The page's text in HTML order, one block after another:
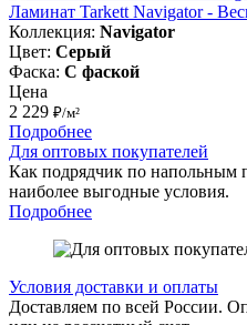
Ламинат Tarkett Navigator -
Коллекция: Navigator
Цвет: Серый
Фаска: С фаской
Цена
2 229 ₽/м²
Подробнее
Для оптовых покупателей
Как подрядчик по напольным
наиболее выгодные условия.
Подробнее
Условия доставки и оплаты
Доставляем по всей России.